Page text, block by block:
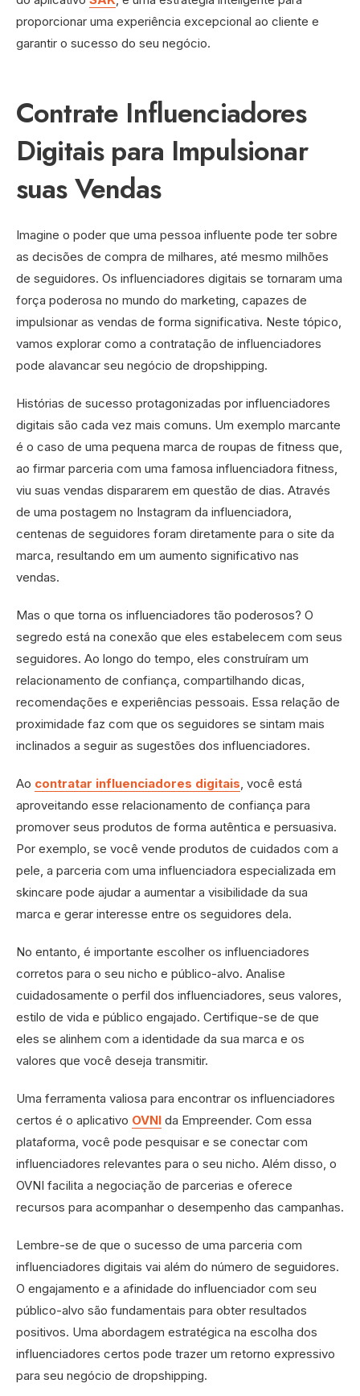
proporcionar uma experiência excepcional ao cliente e
garantir o sucesso do seu negócio.
Contrate Influenciadores
Digitais para Impulsionar
suas Vendas
Imagine o poder que uma pessoa influente pode ter sobre
as decisões de compra de milhares, até mesmo milhões
de seguidores. Os influenciadores digitais se tornaram uma
força poderosa no mundo do marketing, capazes de
impulsionar as vendas de forma significativa. Neste tópico,
vamos explorar como a contratação de influenciadores
pode alavancar seu negócio de dropshipping.
Histórias de sucesso protagonizadas por influenciadores
digitais são cada vez mais comuns. Um exemplo marcante
é o caso de uma pequena marca de roupas de fitness que,
ao firmar parceria com uma famosa influenciadora fitness,
viu suas vendas dispararem em questão de dias. Através
de uma postagem no Instagram da influenciadora,
centenas de seguidores foram diretamente para o site da
marca, resultando em um aumento significativo nas
vendas.
Mas o que torna os influenciadores tão poderosos? O
segredo está na conexão que eles estabelecem com seus
seguidores. Ao longo do tempo, eles construíram um
relacionamento de confiança, compartilhando dicas,
recomendações e experiências pessoais. Essa relação de
proximidade faz com que os seguidores se sintam mais
inclinados a seguir as sugestões dos influenciadores.
Ao contratar influenciadores digitais, você está
aproveitando esse relacionamento de confiança para
promover seus produtos de forma autêntica e persuasiva.
Por exemplo, se você vende produtos de cuidados com a
pele, a parceria com uma influenciadora especializada em
skincare pode ajudar a aumentar a visibilidade da sua
marca e gerar interesse entre os seguidores dela.
No entanto, é importante escolher os influenciadores
corretos para o seu nicho e público-alvo. Analise
cuidadosamente o perfil dos influenciadores, seus valores,
estilo de vida e público engajado. Certifique-se de que
eles se alinhem com a identidade da sua marca e os
valores que você deseja transmitir.
Uma ferramenta valiosa para encontrar os influenciadores
certos é o aplicativo OVNI da Empreender. Com essa
plataforma, você pode pesquisar e se conectar com
influenciadores relevantes para o seu nicho. Além disso, o
OVNI facilita a negociação de parcerias e oferece
recursos para acompanhar o desempenho das campanhas.
Lembre-se de que o sucesso de uma parceria com
influenciadores digitais vai além do número de seguidores.
O engajamento e a afinidade do influenciador com seu
público-alvo são fundamentais para obter resultados
positivos. Uma abordagem estratégica na escolha dos
influenciadores certos pode trazer um retorno expressivo
para seu negócio de dropshipping.